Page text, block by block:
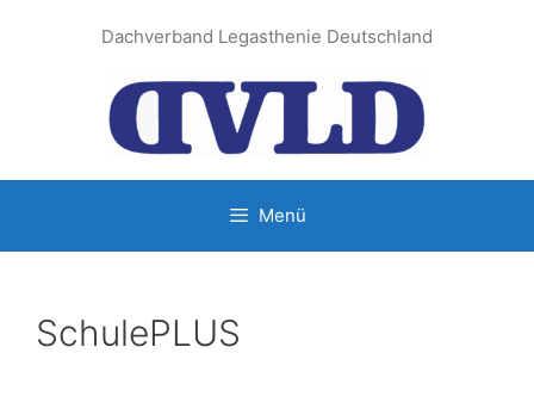
Dachverband Legasthenie Deutschland
Menü
SchulePLUS